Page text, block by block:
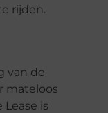
rijden.
van de
mateloos
is